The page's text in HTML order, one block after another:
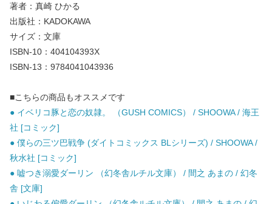
著者：真崎 ひかる
出版社：KADOKAWA
サイズ：文庫
ISBN-10：404104393X
ISBN-13：9784041043936
■こちらの商品もオススメです
● イベリコ豚と恋の奴隷。 （GUSH COMICS） / SHOOWA / 海王
社 [コミック]
● 僕らの三ツ巴戦争 (ダイトコミックス BLシリーズ) / SHOOWA /
秋水社 [コミック]
● 嘘つき溺愛ダーリン （幻冬舎ルチル文庫） / 間之 あまの / 幻冬
舎 [文庫]